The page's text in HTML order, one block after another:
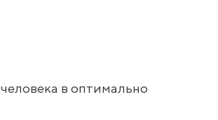
в оптимально